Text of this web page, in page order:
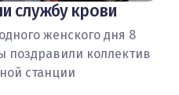
службу крови
женского дня 8
поздравили коллектив
станции